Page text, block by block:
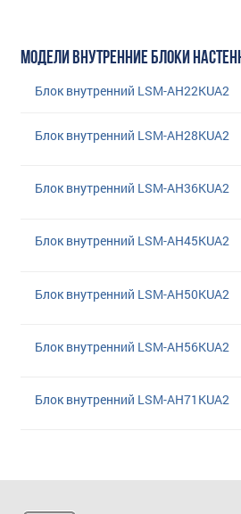
МОДЕЛИ ВНУТРЕННИЕ БЛОКИ
Блок внутренний LSM-AH22KUA2
Блок внутренний LSM-AH28KUA2
Блок внутренний LSM-AH36KUA2
Блок внутренний LSM-AH45KUA2
Блок внутренний LSM-AH50KUA2
Блок внутренний LSM-AH56KUA2
Блок внутренний LSM-AH71KUA2